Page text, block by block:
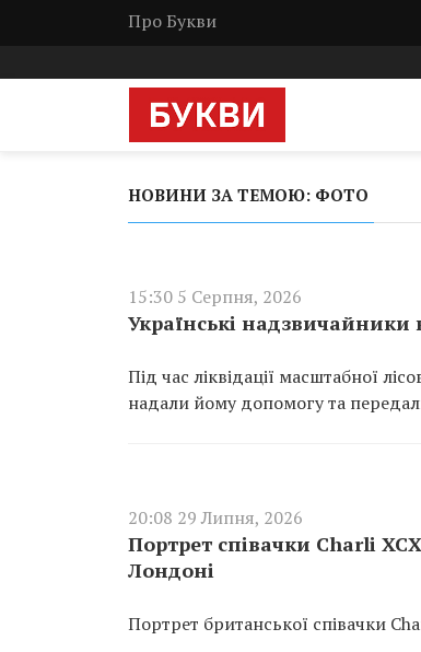
Про Букви
НОВИНИ ЗА ТЕМОЮ: ФОТО
15:30 5 Серпня, 2026
Українські надзвичайники
Під час ліквідації масштабної
надали йому допомогу та
20:08 29 Липня, 2026
Портрет співачки Charli
Лондоні
Портрет британської співачки